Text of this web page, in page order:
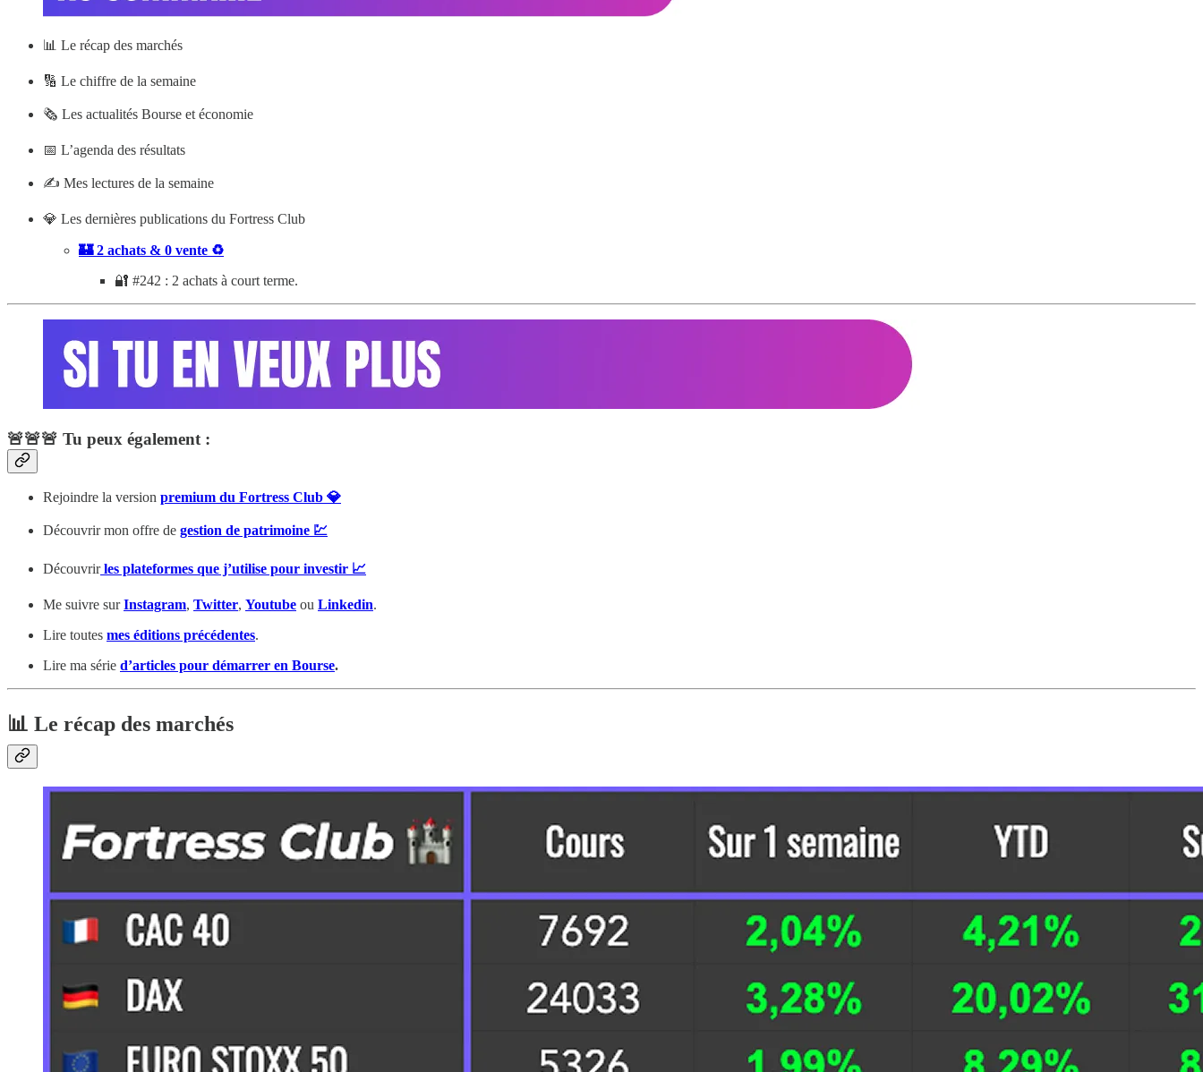
📊 Le récap des marchés
🔢 Le chiffre de la semaine
🗞️ Les actualités Bourse et économie
📅 L’agenda des résultats
✍️ Mes lectures de la semaine
💎 Les dernières publications du Fortress Club
🏰 2 achats & 0 vente ♻️
🔐 #242 : 2 achats à court terme.
🚨🚨🚨 Tu peux également :
Rejoindre la version premium du Fortress Club 💎
Découvrir mon offre de gestion de patrimoine 💹
Découvrirles plateformes que j’utilise pour investir 📈
Me suivre surInstagram, Twitter, Youtube ou Linkedin.
Lire toutes mes éditions précédentes.
Lire ma série d’articles pour démarrer en Bourse.
📊 Le récap des marchés